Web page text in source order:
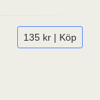
135 kr | Köp